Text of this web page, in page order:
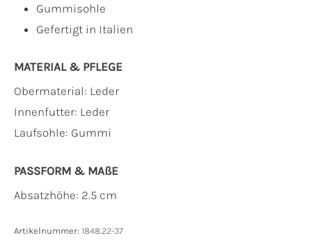
Gummisohle
Gefertigt in Italien
MATERIAL & PFLEGE
Obermaterial: Leder
Innenfutter: Leder
Laufsohle: Gummi
PASSFORM & MAẞE
Absatzhöhe: 2.5 cm
Artikelnummer: 1848.22-37